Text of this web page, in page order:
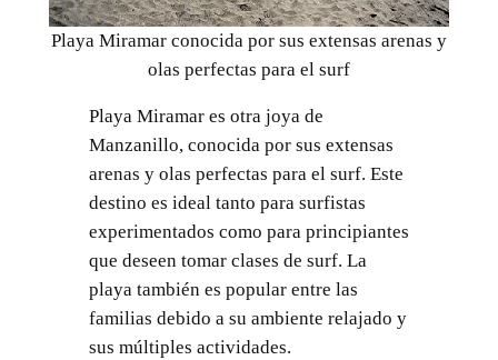
Playa Miramar conocida por sus extensas arenas y
olas perfectas para el surf
Playa Miramar es otra joya de
Manzanillo, conocida por sus extensas
arenas y olas perfectas para el surf. Este
destino es ideal tanto para surfistas
experimentados como para principiantes
que deseen tomar clases de surf. La
playa también es popular entre las
familias debido a su ambiente relajado y
sus múltiples actividades.